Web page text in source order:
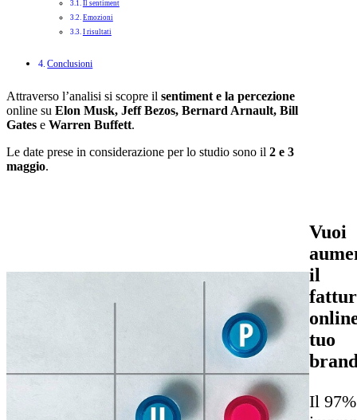
Il sentiment
Emozioni
I risultati
Conclusioni
Attraverso l’analisi si scopre il sentiment e la percezione
online su Elon Musk, Jeff Bezos, Bernard Arnault, Bill
Gates e Warren Buffett.
Le date prese in considerazione per lo studio sono il 2 e 3
maggio.
Vuoi
il
tuo
Il